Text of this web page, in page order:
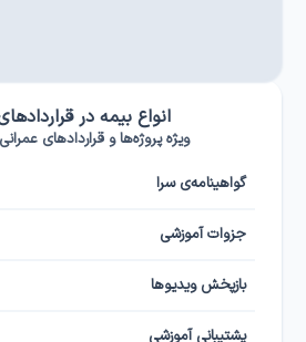
انواع بیمه در
ویژه پروژه‌ها و قراردادهای
گواهینامه‌ی سرا
جزوات آموزشی
بازپخش ویدیوها
پشتیبانی آموزشی